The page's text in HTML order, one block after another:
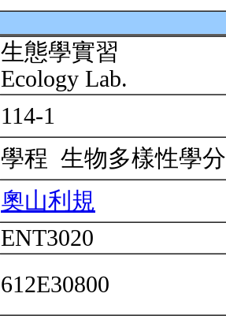
生態學實習
Ecology Lab.
114-1
學程 生物多樣性學
奧山利規
ENT3020
612E30800